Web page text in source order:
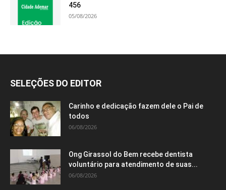
456
05/08/2026
SELEÇÕES DO EDITOR
Carinho e dedicação fazem dele o Pai de
todos
06/08/2026
Ong Girassol do Bem recebe dentista
voluntário para atendimento de suas...
06/08/2026